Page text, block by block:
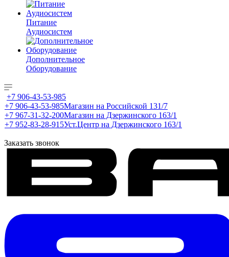
Питание
Аудиосистем
Дополнительное
Оборудование
+7 906-43-53-985
+7 906-43-53-985Магазин на Российской 131/7
+7 967-31-32-200Магазин на Дзержинского 163/1
+7 952-83-28-915Уст.Центр на Дзержинского 163/1
Заказать звонок